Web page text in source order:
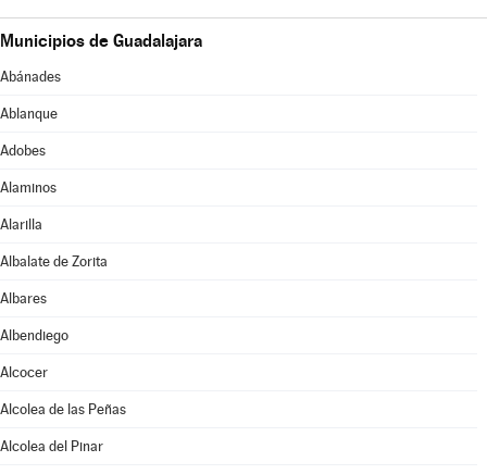
Municipios de Guadalajara
Abánades
Ablanque
Adobes
Alaminos
Alarilla
Albalate de Zorita
Albares
Albendiego
Alcocer
Alcolea de las Peñas
Alcolea del Pinar